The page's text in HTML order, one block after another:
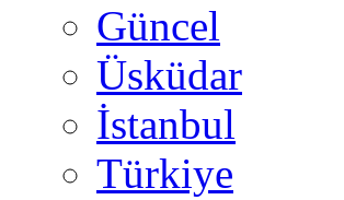
Güncel
Üsküdar
İstanbul
Türkiye